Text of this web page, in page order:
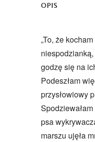
OPIS
„To, że
godzę się na
Podeszłam
przysłowiowy
psa
marszu ujęła